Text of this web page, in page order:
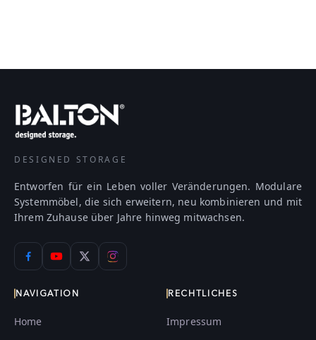
DESIGNED STORAGE
Entworfen für ein Leben voller Veränderungen. Modulare
Systemmöbel, die sich erweitern, neu kombinieren und mit
Ihrem Zuhause über Jahre hinweg mitwachsen.
NAVIGATION
Home
RECHTLICHES
Impressum